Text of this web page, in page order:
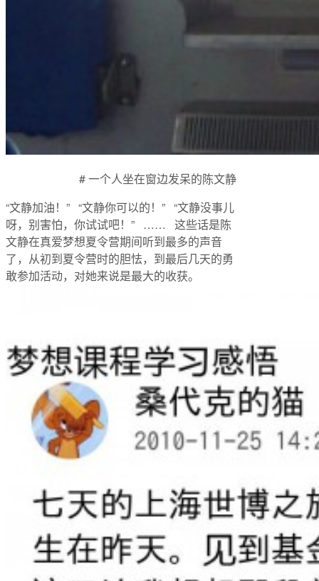
# 一个人坐在窗边发呆的陈文静
“文静加油！” “文静你可以的！” “文静没事儿
呀，别害怕，你试试吧！” …… 这些话是陈
文静在真爱梦想夏令营期间听到最多的声音
了，从初到夏令营时的胆怯，到最后几天的勇
敢参加活动，对她来说是最大的收获。